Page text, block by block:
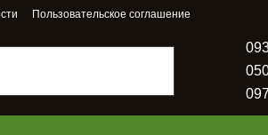
Пользовательское соглашение